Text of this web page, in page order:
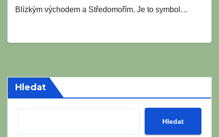
Blízkým východem a Středomořím. Je to symbol…
Hledat
Hledat